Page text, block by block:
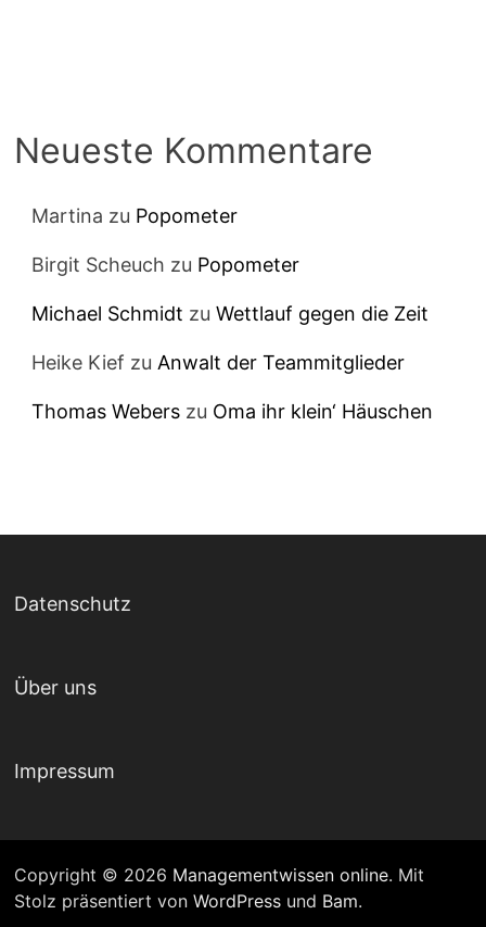
Neueste Kommentare
Martina zu Popometer
Birgit Scheuch zu Popometer
Michael Schmidt zuWettlauf gegen die Zeit
Heike Kief zu Anwalt der Teammitglieder
Thomas Webers zu Oma ihr klein‘ Häuschen
Datenschutz
Über uns
Impressum
Copyright © 2026 Managementwissen online. Mit
Stolz präsentiert vonWordPress und Bam.